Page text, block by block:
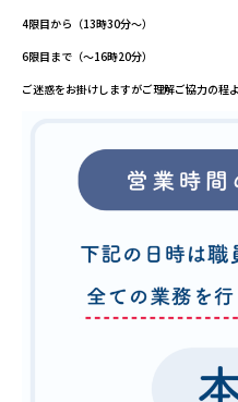
4限目から（13時30分～）
6限目まで（～16時20分）
ご迷惑をお掛けしますがご理解ご協力の程